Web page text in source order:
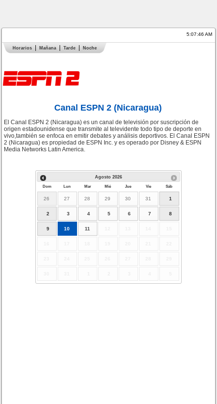
5:07:46 AM
Horarios Mañana Tarde Noche
Canal ESPN 2 (Nicaragua)
El Canal ESPN 2 (Nicaragua) es un canal de televisión por suscripción de
origen estadounidense que transmite al televidente todo tipo de deporte en
vivo,también se enfoca en emitir debates y análisis deportivos. El Canal ESPN
2 (Nicaragua) es propiedad de ESPN Inc. y es operado por Disney & ESPN
Media Networks Latin America.
Agosto 2026
Dom Lun Mar Mié Jue Vie Sáb
26 27 28 29 30 31 1
2 3 4 5 6 7 8
9 10 11